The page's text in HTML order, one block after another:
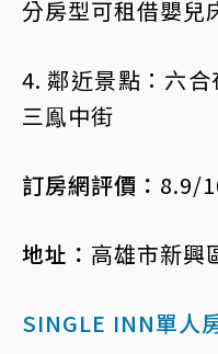
分房型可租借嬰兒
4. 鄰近景點：六合
三鳯中街
訂房網評價： 8.9/
地址： 高雄市新興
SINGLE INN單人